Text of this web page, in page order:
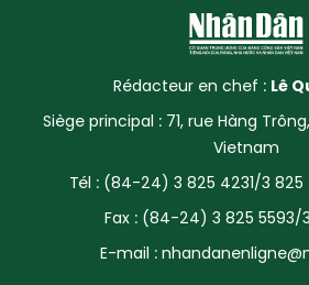
ENVIRONNEMENT
SPORT
PAYS NATAL
INTERNATIONAL
Rédacteur en chef : Lê
Siège principal : 71, rue Hàng
Vietnam
Tél : (84-24) 3 825 4231/3 825
Fax : (84-24) 3 825 5593/
E-mail :